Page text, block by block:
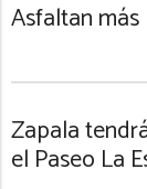
Asfaltan
Zapala
el Paseo La